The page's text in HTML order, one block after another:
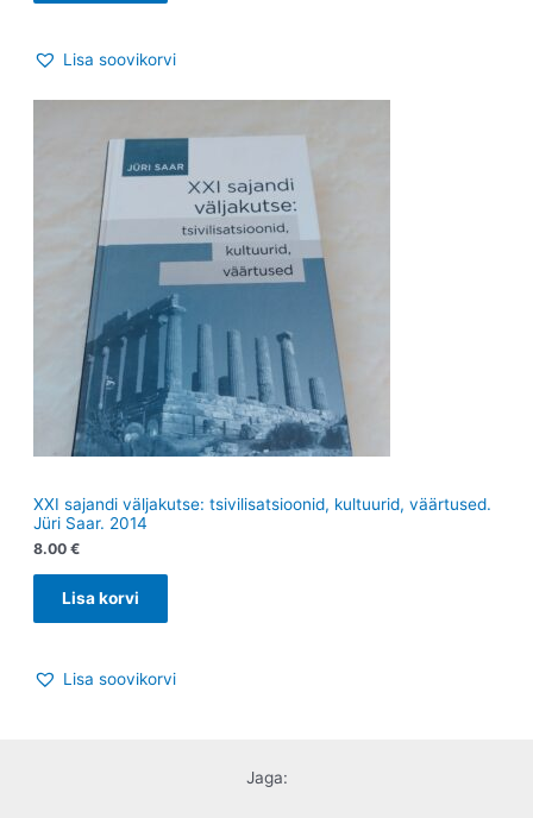
Lisa soovikorvi
XXI sajandi väljakutse: tsivilisatsioonid, kultuurid, väärtused.
Jüri Saar. 2014
8.00 €
Lisa korvi
Lisa soovikorvi
Jaga: